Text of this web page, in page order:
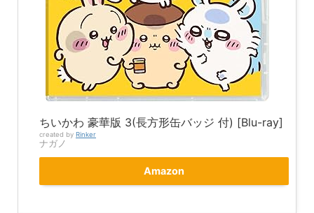
ちいかわ 豪華版 3(長方形缶バッジ 付) [Blu-ray]
created by Rinker
ナガノ
Amazon